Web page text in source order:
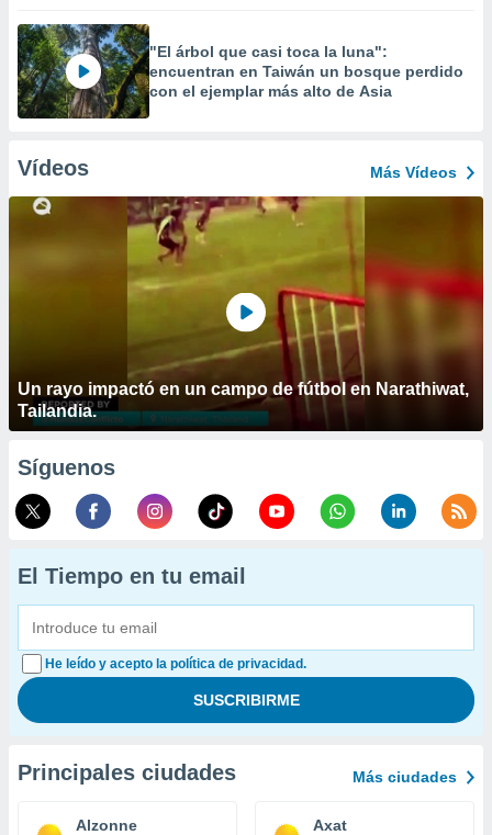
"El árbol que casi toca la luna":
encuentran en Taiwán un bosque perdido
con el ejemplar más alto de Asia
Vídeos Más Vídeos
Un rayo impactó en un campo de fútbol en Narathiwat,
Tailandia.
Síguenos
El Tiempo en tu email
He leído y acepto la política de privacidad.
Principales ciudades Más ciudades
Alzonne Axat